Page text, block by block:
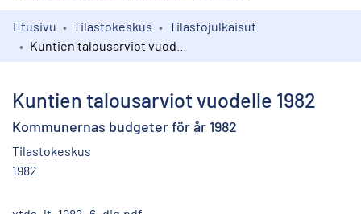
Kokoelmat
Etusivu Tilastokeskus
Tilastojulkaisut
Kuntien talousarviot vuodelle 1982
Kommunernas budgeter för år 1982
Tilastokeskus
1982